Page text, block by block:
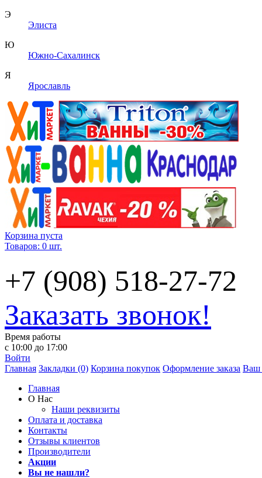
Э
Элиста
Ю
Южно-Сахалинск
Я
Ярославль
Корзина пуста
Товаров: 0 шт.
+7 (908) 518-27-72
Заказать звонок!
Время работы
с 10:00 до 17:00
Войти
Главная Закладки (0) Корзина покупок Оформление заказа Ваш
Главная
О Нас
Наши реквизиты
Оплата и доставка
Контакты
Отзывы клиентов
Производители
Акции
Вы не нашли?